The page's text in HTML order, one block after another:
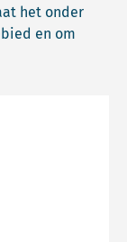
het onder
en om